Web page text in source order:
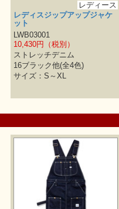
レディース
レディスジップアップジャケ
ット
LWB03001
10,430円（税別）
ストレッチデニム
16ブラック他(全4色)
サイズ：S～XL